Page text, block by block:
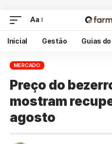
Aa
Inicial Gestão Guias
MERCADO
Preço do
mostram
agosto